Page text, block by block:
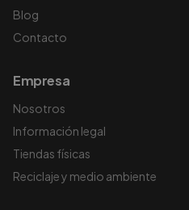
Blog
Contacto
Empresa
Nosotros
Información legal
Tiendas físicas
Reciclaje y medio ambiente